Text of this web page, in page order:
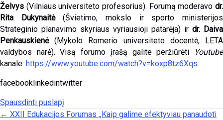
Želvys (Vilniaus universiteto profesorius). Forumą moderavodr.
Rita Dukynaitė(Švietimo, mokslo ir sporto ministerijos
Strateginio planavimo skyriaus vyriausioji patarėja) ir dr. Daiva
Penkauskienė(Mykolo Romerio universiteto docentė, LETA
valdybos narė). Visą forumo įrašą galite peržiūrėti
Youtube
kanale: https://www.youtube.com/watch?v=koxp8tz6Xqs
facebooklinkedintwitter
Spausdinti puslapį
Posts navigation
← XXII Edukacijos Forumas ,,Kaip galime efektyviau panaudoti